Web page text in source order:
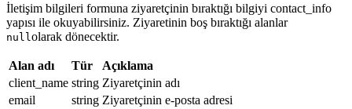
İletişim bilgileri formuna ziyaretçinin bıraktığı bilgiyi contact_info
yapısı ile okuyabilirsiniz. Ziyaretinin boş bıraktığı alanlar
null olarak dönecektir.
Alan adı Tür
Açıklama
client_name string Ziyaretçinin adı
email
string Ziyaretçinin e-posta adresi